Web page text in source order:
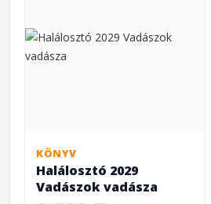
KÖNYV
Halálosztó 2029
Vadászok vadásza